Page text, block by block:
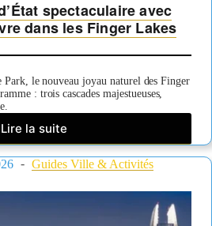
spectaculaire avec
dans les Finger Lakes
Park, le nouveau joyau naturel des Finger
: trois cascades majestueuses,
Lire la suite
Un
nouveau
parc
spectaculaire
Guides Ville & Activités